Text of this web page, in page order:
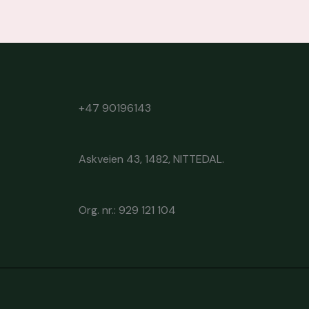
+47 90196143
Askveien 43, 1482, NITTEDAL.
Org. nr.: 929 121 104